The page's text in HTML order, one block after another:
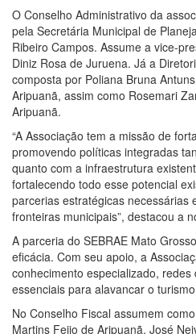
O Conselho Administrativo da
pela Secretária Municipal de
Ribeiro Campos. Assume a vice-
Diniz Rosa de Juruena. Já a
composta por Poliana Bruna
Aripuanã, assim como Rosemari
Aripuanã.
“A Associação tem a missão de
promovendo políticas integradas
quanto com a infraestrutura
fortalecendo todo esse potencial
parcerias estratégicas necessárias
fronteiras municipais”, destacou a
A parceria do SEBRAE Mato
eficácia. Com seu apoio, a
conhecimento especializado,
essenciais para alavancar o
No Conselho Fiscal assumem
Martins Feijo de Aripuanã, José